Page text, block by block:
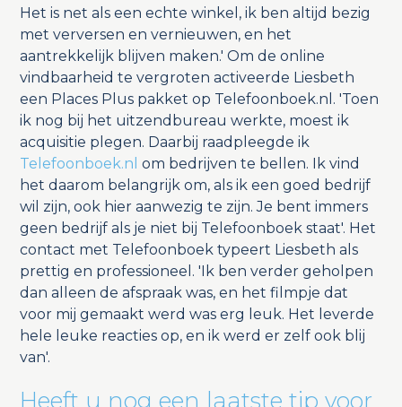
Het is net als een echte winkel, ik ben altijd bezig
met verversen en vernieuwen, en het
aantrekkelijk blijven maken.' Om de online
vindbaarheid te vergroten activeerde Liesbeth
een Places Plus pakket op Telefoonboek.nl. 'Toen
ik nog bij het uitzendbureau werkte, moest ik
acquisitie plegen. Daarbij raadpleegde ik
Telefoonboek.nl om bedrijven te bellen. Ik vind
het daarom belangrijk om, als ik een goed bedrijf
wil zijn, ook hier aanwezig te zijn. Je bent immers
geen bedrijf als je niet bij Telefoonboek staat'. Het
contact met Telefoonboek typeert Liesbeth als
prettig en professioneel. 'Ik ben verder geholpen
dan alleen de afspraak was, en het filmpje dat
voor mij gemaakt werd was erg leuk. Het leverde
hele leuke reacties op, en ik werd er zelf ook blij
van'.
Heeft u nog een laatste tip voor